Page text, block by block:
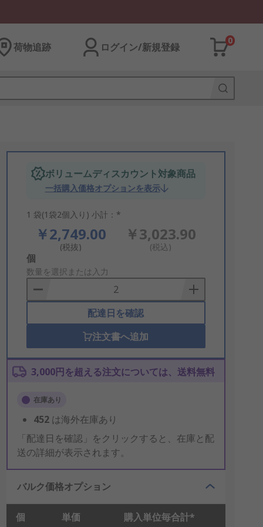
荷物追跡 ログイン/新規登録
0
ボリュームディスカウント対象商品
一括購入価格オプションを表示
1 袋(1袋2個入り) 小計：*
￥2,749.00
(税抜)
￥3,023.90
(税込)
Add
to
Basket
個
数量を選択または入力
配達日を確認
注文書へ追加
3,000円を超える注文については、送料無料
在庫あり
452 は海外在庫あり
「配達日を確認」をクリックすると、在庫と配
送の詳細が表示されます。
バルク価格オプション
個 単価 購入単位毎合計*